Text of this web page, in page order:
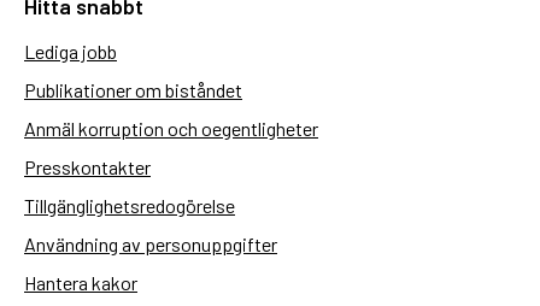
Hitta snabbt
Lediga jobb
Publikationer om biståndet
Anmäl korruption och oegentligheter
Presskontakter
Tillgänglighetsredogörelse
Användning av personuppgifter
Hantera kakor